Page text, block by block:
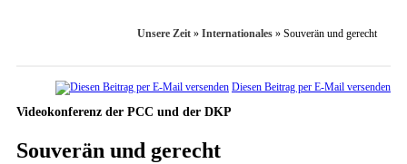
Unsere Zeit » Internationales » Souverän und gerecht
Diesen Beitrag per E-Mail versenden
Videokonferenz der PCC und der DKP
Souverän und gerecht